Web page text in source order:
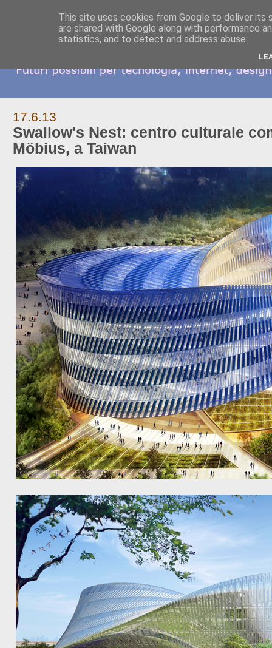
17.6.13
Swallow's Nest: centro culturale
Möbius, a Taiwan
This site uses cookies from Google to deliver its
are shared with Google along with performance
statistics, and to detect and address abuse.